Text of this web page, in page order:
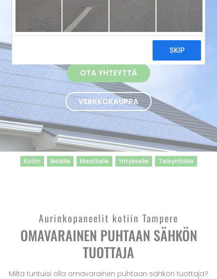
Avaimet käteen -periaattella Tampereen
ja koko Suomen alueelle.
OTA YHTEYTTÄ
VERKKOKAUPPA
Kotiin Mökille Maatilalle Yritykselle Taloyhtiölle
Aurinkopaneelit kotiin Tampere
OMAVARAINEN PUHTAAN SÄHKÖN
TUOTTAJA
Miltä tuntuisi olla omavarainen puhtaan sähkön tuottaja?